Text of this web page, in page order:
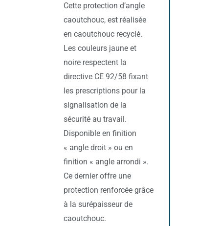
Cette protection d’angle
caoutchouc, est réalisée
en caoutchouc recyclé.
Les couleurs jaune et
noire respectent la
directive CE 92/58 fixant
les prescriptions pour la
signalisation de la
sécurité au travail.
Disponible en finition
« angle droit » ou en
finition « angle arrondi ».
Ce dernier offre une
protection renforcée grâce
à la surépaisseur de
caoutchouc.